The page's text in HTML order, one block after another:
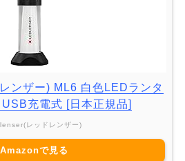
ンザー) ML6 白色LEDランタ
充電式 [日本正規品]
レッドレンザー)
Amazonで見る